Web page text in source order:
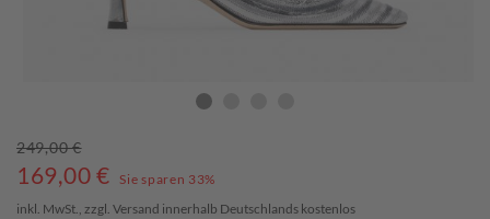
249,00 €
169,00 €
Sie sparen 33%
inkl. MwSt., zzgl. Versand innerhalb Deutschlands kostenlos